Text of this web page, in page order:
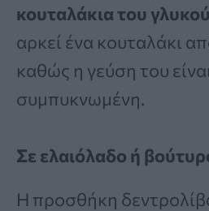
κουταλάκια του
αρκεί ένα κουταλάκι
καθώς η γεύση του
συμπυκνωμένη.
Σε ελαιόλαδο ή
Η προσθήκη